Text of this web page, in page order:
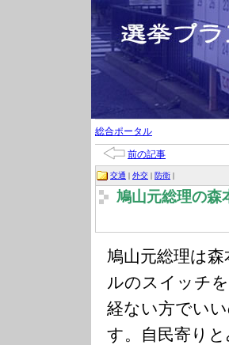
総合ポータル
前の記事
交通 | 外交 | 防衛 |
鳩山元総理の森
鳩山元総理は
ルのスイッチ
経ない方でい
す。自民寄り